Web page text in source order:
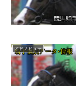
オドノヒュー